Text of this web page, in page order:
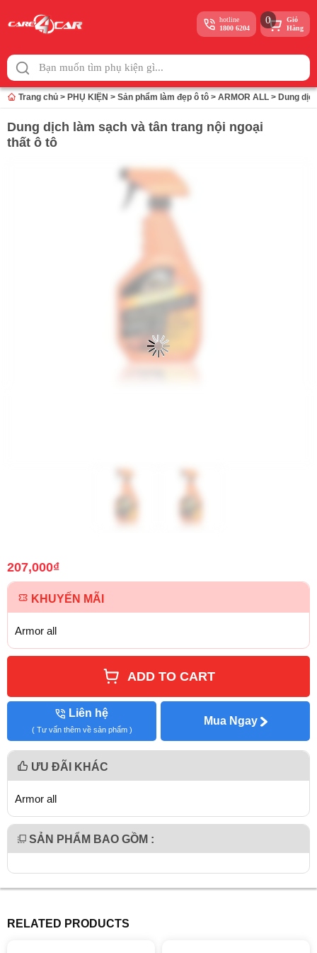
to
content
hotline
1800 6204
0
Giỏ
Hàng
Trang chủ > PHỤ KIỆN > Sản phẩm làm đẹp ô tô > ARMOR ALL > Dung
Dung dịch làm sạch và tân trang nội ngoại
thất ô tô
207,000₫
KHUYẾN MÃI
Armor all
ADD TO CART
Liên hệ
( Tư vấn thêm về sản phẩm )
Mua Ngay
ƯU ĐÃI KHÁC
Armor all
SẢN PHẨM BAO GỒM :
RELATED PRODUCTS